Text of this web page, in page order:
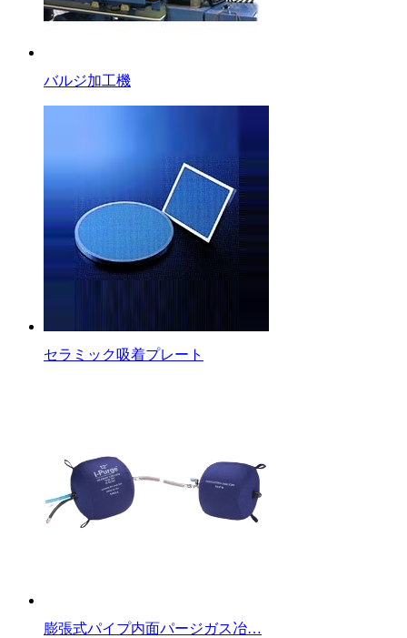
バルジ加工機
セラミック吸着プレート
膨張式パイプ内面パージガス冶…